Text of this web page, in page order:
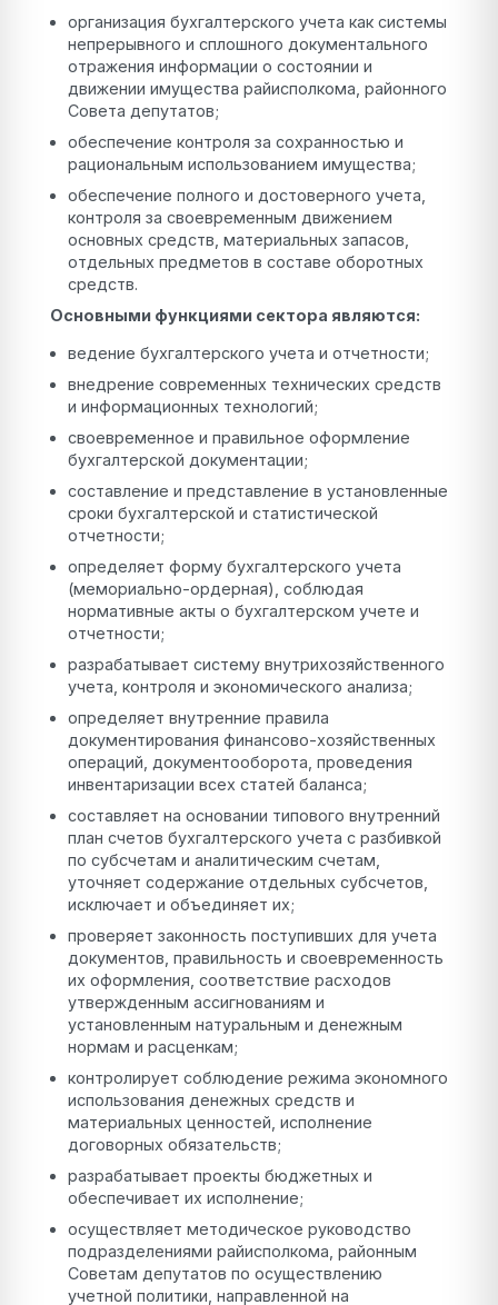
организация бухгалтерского учета как системы
непрерывного и сплошного документального
отражения информации о состоянии и
движении имущества райисполкома, районного
Совета депутатов;
обеспечение контроля за сохранностью и
рациональным использованием имущества;
обеспечение полного и достоверного учета,
контроля за своевременным движением
основных средств, материальных запасов,
отдельных предметов в составе оборотных
средств.
Основными функциями сектора являются:
ведение бухгалтерского учета и отчетности;
внедрение современных технических средств
и информационных технологий;
своевременное и правильное оформление
бухгалтерской документации;
составление и представление в установленные
сроки бухгалтерской и статистической
отчетности;
определяет форму бухгалтерского учета
(мемориально-ордерная), соблюдая
нормативные акты о бухгалтерском учете и
отчетности;
разрабатывает систему внутрихозяйственного
учета, контроля и экономического анализа;
определяет внутренние правила
документирования финансово-хозяйственных
операций, документооборота, проведения
инвентаризации всех статей баланса;
составляет на основании типового внутренний
план счетов бухгалтерского учета с разбивкой
по субсчетам и аналитическим счетам,
уточняет содержание отдельных субсчетов,
исключает и объединяет их;
проверяет законность поступивших для учета
документов, правильность и своевременность
их оформления, соответствие расходов
утвержденным ассигнованиям и
установленным натуральным и денежным
нормам и расценкам;
контролирует соблюдение режима экономного
использования денежных средств и
материальных ценностей, исполнение
договорных обязательств;
разрабатывает проекты бюджетных и
обеспечивает их исполнение;
осуществляет методическое руководство
подразделениями райисполкома, районным
Советам депутатов по осуществлению
учетной политики, направленной на